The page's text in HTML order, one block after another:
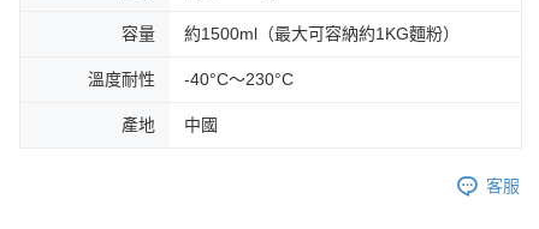
容量 約1500ml（最大可容納約1KG麵粉）
溫度耐性 -40°C～230°C
產地 中國
客服